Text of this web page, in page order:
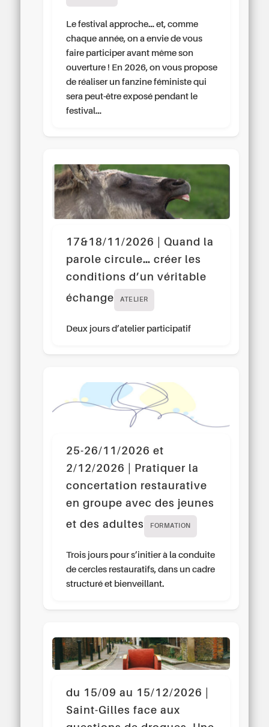
Le festival approche… et, comme
chaque année, on a envie de vous
faire participer avant même son
ouverture ! En 2026, on vous propose
de réaliser un fanzine féministe qui
sera peut-être exposé pendant le
festival…
17&18/11/2026 | Quand la
parole circule… créer les
conditions d’un véritable
échange
ATELIER
Deux jours d’atelier participatif
25-26/11/2026 et
2/12/2026 | Pratiquer la
concertation restaurative
en groupe avec des jeunes
et des adultes
FORMATION
Trois jours pour s’initier à la conduite
de cercles restauratifs, dans un cadre
structuré et bienveillant.
du 15/09 au 15/12/2026 |
Saint-Gilles face aux